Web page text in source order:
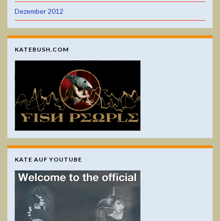
Dezember 2012
KATEBUSH.COM
KATE AUF YOUTUBE